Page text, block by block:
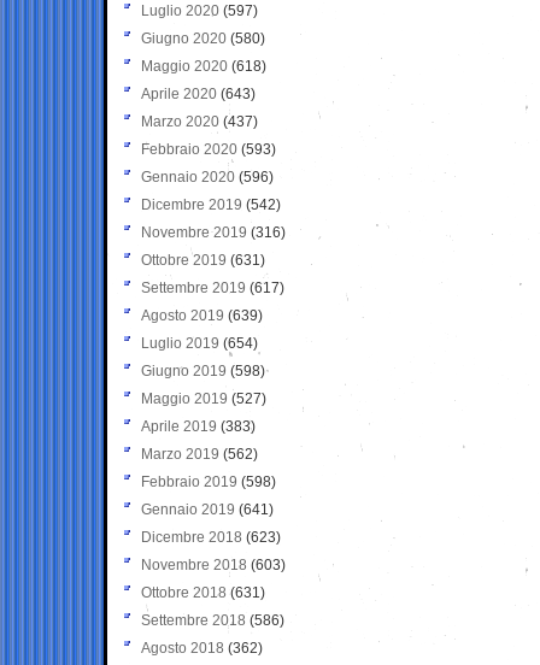
Luglio 2020 (597)
Giugno 2020 (580)
Maggio 2020 (618)
Aprile 2020 (643)
Marzo 2020 (437)
Febbraio 2020 (593)
Gennaio 2020 (596)
Dicembre 2019 (542)
Novembre 2019 (316)
Ottobre 2019 (631)
Settembre 2019 (617)
Agosto 2019 (639)
Luglio 2019 (654)
Giugno 2019 (598)
Maggio 2019 (527)
Aprile 2019 (383)
Marzo 2019 (562)
Febbraio 2019 (598)
Gennaio 2019 (641)
Dicembre 2018 (623)
Novembre 2018 (603)
Ottobre 2018 (631)
Settembre 2018 (586)
Agosto 2018 (362)